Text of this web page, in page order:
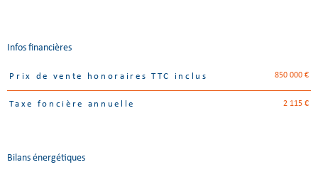
Infos financières
Caractéristiques Valeurs
Prix de vente honoraires TTC inclus 850 000 €
Taxe foncière annuelle 2 115 €
Bilans énergétiques